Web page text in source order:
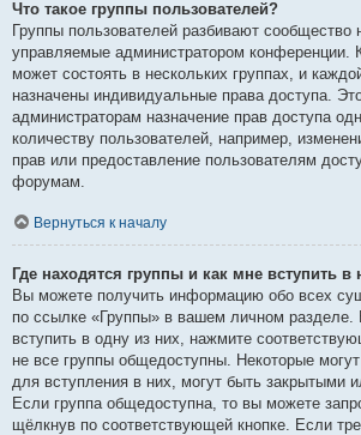
Что такое группы пользователей?
Группы пользователей разбивают сообщество
управляемые администратором конференции.
может состоять в нескольких группах, и
назначены индивидуальные права доступа.
администраторам назначение прав доступа
количеству пользователей, например,
прав или предоставление пользователям
форумам.
Вернуться к началу
Где находятся группы и как мне вступить в
Вы можете получить информацию обо всех
по ссылке «Группы» в вашем личном разделе.
вступить в одну из них, нажмите
не все группы общедоступны. Некоторые
для вступления в них, могут быть закрытыми
Если группа общедоступна, то вы можете
щёлкнув по соответствующей кнопке. Если